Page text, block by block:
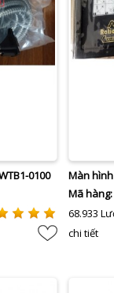
0100
Màn
Mã hàng:
68.933
chi tiết